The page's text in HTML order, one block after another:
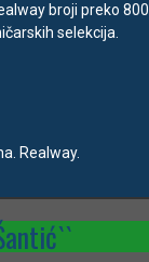
broji preko
selekcija.
Realway.